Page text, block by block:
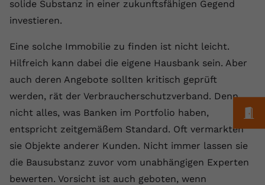
solide Substanz in einer zukunftsfähigen Gegend
investieren.
Eine solche Immobilie zu finden ist nicht leicht.
Hilfreich kann dabei die eigene Hausbank sein. Aber
auch deren Angebote sollten kritisch geprüft
werden, rät der Verbraucherschutzverband. Denn
nicht alles, was Banken im Portfolio haben,
entspricht zeitgemäßem Standard. Oft vermarkten
sie Objekte anderer Kunden. Nicht immer lassen sie
die Bausubstanz zuvor vom unabhängigen Experten
bewerten. Vorsicht ist auch geboten, wenn
Laufzeit 1 Jahr
Zweck
Einstellungen. Unter anderem eine
historische Speicherung Ihrer
vorgenommen Einstellungen, falls der
Webseiten-Betreiber dies eingestellt
Name fe_typo_user
Zweck
wiederzuerkennen und statistische
Name _gcl au
Zweck
Wird von Google Ads für das
Conversion-Tracking verwendet, um
Cookie-Informationen anzeigen
Wir verwenden auf unserer Website externe Inhalte,
um Ihnen zusätzliche Informationen anzubieten.
Anbieter vimeo.com
Vimeo installiert dieses Cookie, um
Tracking-Informationen zu sammeln,
Cookie-Informationen anzeigen